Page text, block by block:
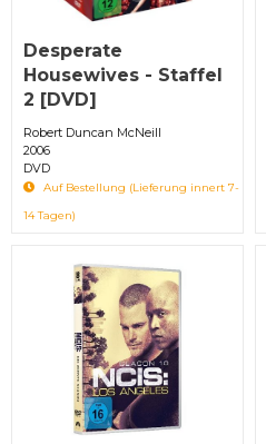
Desperate
Housewives - Staffel
2 [DVD]
Robert Duncan McNeill
2006
DVD
Auf Bestellung (Lieferung innert 7-
14 Tagen)